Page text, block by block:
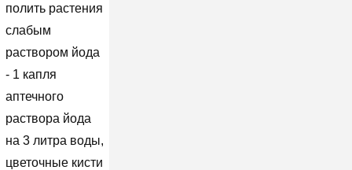
полить растения
слабым
раствором йода
- 1 капля
аптечного
раствора йода
на 3 литра воды,
цветочные кисти